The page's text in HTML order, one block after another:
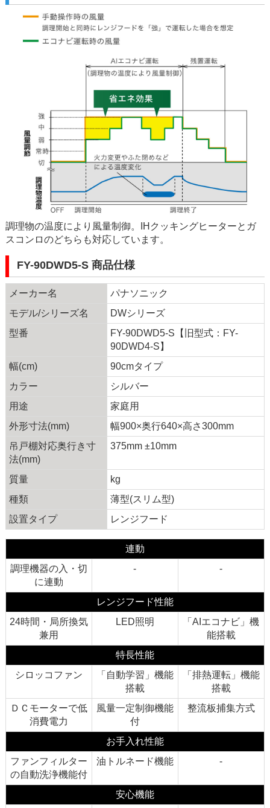
調理物の温度により風量制御。IHクッキングヒーターとガ
スコンロのどちらも対応しています。
FY-90DWD5-S 商品仕様
メーカー名
パナソニック
モデル/シリーズ名
DWシリーズ
型番
FY-90DWD5-S【旧型式：FY-
90DWD4-S】
幅(cm)
90cmタイプ
カラー
シルバー
用途
家庭用
外形寸法(mm)
幅900×奥行640×高さ300mm
吊戸棚対応奥行き寸
法(mm)
375mm ±10mm
質量
kg
種類
薄型(スリム型)
設置タイプ
レンジフード
連動
調理機器の入・切
に連動
- -
レンジフード性能
24時間・局所換気
兼用
LED照明
「AIエコナビ」機
能搭載
特長性能
シロッコファン
「自動学習」機能
搭載
「排熱運転」機能
搭載
ＤＣモーターで低
消費電力
風量一定制御機能
付
整流板捕集方式
お手入れ性能
ファンフィルター
の自動洗浄機能付
油トルネード機能 -
安心機能